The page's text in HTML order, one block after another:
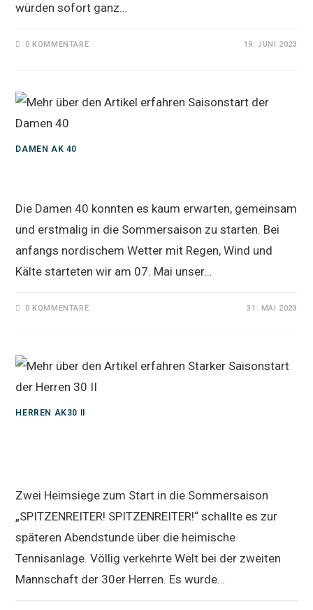
würden sofort ganz…
0 KOMMENTARE 19. JUNI 2023
DAMEN AK 40
Die Damen 40 konnten es kaum erwarten, gemeinsam
und erstmalig in die Sommersaison zu starten. Bei
anfangs nordischem Wetter mit Regen, Wind und
Kälte starteten wir am 07. Mai unser…
0 KOMMENTARE 31. MAI 2023
HERREN AK30 II
Zwei Heimsiege zum Start in die Sommersaison
„SPITZENREITER! SPITZENREITER!“ schallte es zur
späteren Abendstunde über die heimische
Tennisanlage. Völlig verkehrte Welt bei der zweiten
Mannschaft der 30er Herren. Es wurde…